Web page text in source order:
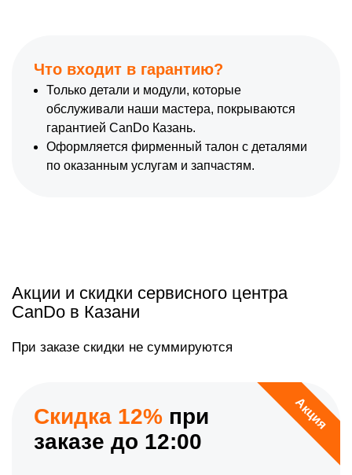
Что входит в гарантию?
Только детали и модули, которые
обслуживали наши мастера, покрываются
гарантией CanDo Казань.
Оформляется фирменный талон с деталями
по оказанным услугам и запчастям.
Акции и скидки сервисного центра
CanDo в Казани
При заказе скидки не суммируются
Акция
Скидка 12% при
заказе до 12:00